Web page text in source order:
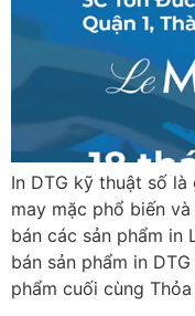
In DTG kỹ thuật số
may mặc phổ biến
bán các sản phẩm
bán sản phẩm in
phẩm cuối cùng